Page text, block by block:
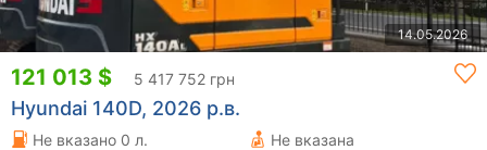
14.05.2026
121 013 $ 5 417 752 грн
Hyundai 140D, 2026 р.в.
Не вказано 0 л.
Не вказана